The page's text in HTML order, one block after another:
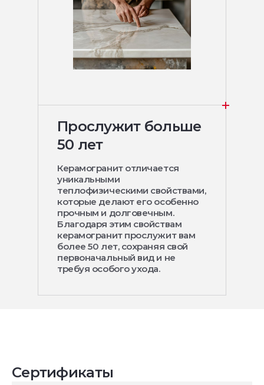
Прослужит больше
50 лет
Керамогранит отличается
уникальными
теплофизическими свойствами,
которые делают его особенно
прочным и долговечным.
Благодаря этим свойствам
керамогранит прослужит вам
более 50 лет, сохраняя свой
первоначальный вид и не
требуя особого ухода.
Сертификаты